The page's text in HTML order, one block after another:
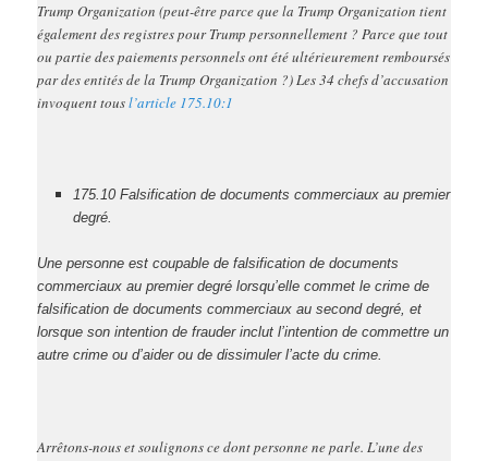
Trump Organization (peut-être parce que la Trump Organization tient
également des registres pour Trump personnellement ? Parce que tout
ou partie des paiements personnels ont été ultérieurement remboursés
par des entités de la Trump Organization ?) Les 34 chefs d’accusation
invoquent tousl’article 175.10:1
175.10 Falsification de documents commerciaux au premier
degré.
Une personne est coupable de falsification de documents
commerciaux au premier degré lorsqu’elle commet le crime de
falsification de documents commerciaux au second degré, et
lorsque son intention de frauder inclut l’intention de commettre un
autre crime ou d’aider ou de dissimuler l’acte du crime.
Arrêtons-nous et soulignons ce dont personne ne parle. L’une des